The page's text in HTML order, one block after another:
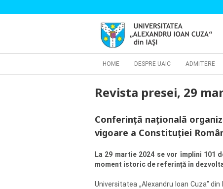
to
Cautare...
HOME DESPRE UAIC ADMITERE
Revista presei, 29
Conferință națională
vigoare a Constituției
La 29 martie 2024 se vor împlini
moment istoric de referință în
Universitatea „Alexandru Ioan Cuza”